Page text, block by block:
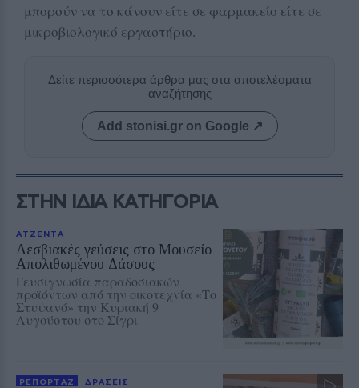
μπορούν να το κάνουν είτε σε φαρμακείο είτε σε
μικροβιολογικό εργαστήριο.
Δείτε περισσότερα άρθρα μας στα αποτελέσματα
αναζήτησης
Add stonisi.gr on Google ↗
ΣΤΗΝ ΙΔΙΑ ΚΑΤΗΓΟΡΙΑ
ΑΤΖΕΝΤΑ
Λεσβιακές γεύσεις στο Μουσείο
Απολιθωμένου Δάσους
Γευσιγνωσία παραδοσιακών
προϊόντων από την οικοτεχνία «Το
Στυψανό» την Κυριακή 9
Αυγούστου στο Σίγρι
ΡΕΠΟΡΤΑΖ ΔΡΑΣΕΙΣ